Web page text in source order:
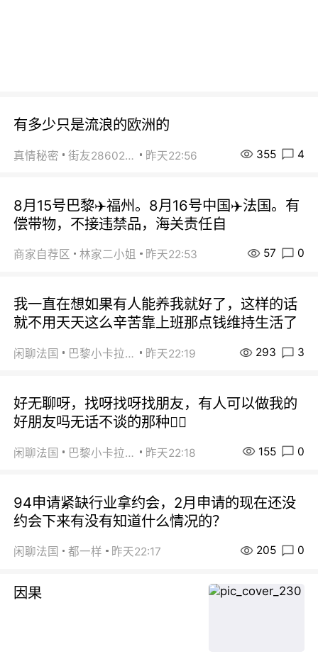
有多少只是流浪的欧洲的
真情秘密 街友28602925 昨天22:56 355 4
8月15号巴黎✈️福州。8月16号中国✈️法国。有
偿带物，不接违禁品，海关责任自
商家自荐区 林家二小姐 昨天22:53 57 0
我一直在想如果有人能养我就好了，这样的话
就不用天天这么辛苦靠上班那点钱维持生活了
闲聊法国 巴黎小卡拉咪 昨天22:19 293 3
好无聊呀，找呀找呀找朋友，有人可以做我的
好朋友吗无话不谈的那种😮‍💨
闲聊法国 巴黎小卡拉咪 昨天22:18 155 0
94申请紧缺行业拿约会，2月申请的现在还没
约会下来有没有知道什么情况的？
闲聊法国 都一样 昨天22:17 205 0
因果